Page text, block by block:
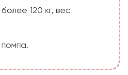
120 кг, вес
помпа.